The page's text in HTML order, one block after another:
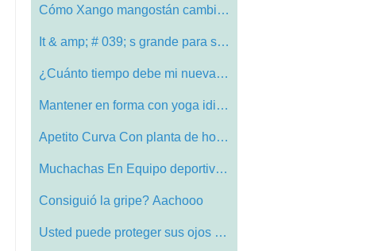
Cómo Xango mangostán cambió nuestra J…
It & amp; # 039; s grande para ser nacid…
¿Cuánto tiempo debe mi nueva sonrisa Ú…
Mantener en forma con yoga idioma Basics
Apetito Curva Con planta de hoodia Hoodi…
Muchachas En Equipo deportivo Ganancia b…
Consiguió la gripe? Aachooo
Usted puede proteger sus ojos de Degener…